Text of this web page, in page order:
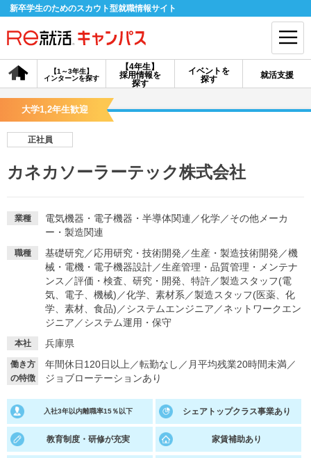
新卒学生のためのスカウト型就職情報サイト
【4年生】
採用情報を
探す
【1～3年生】
インターンを探す
イベントを
探す
就活支援
会員登録 ログイン
探す
イベントを探す スカウト お知らせ
就活ノウハウ・サポート
あなたに合う仕事を診断！ 動画で対策講座をチェック
就活ニュースペーパー よくある質問
大学1,2年生歓迎
正社員
カネカソーラーテック株式会社
業種 電気機器・電子機器・半導体関連 ／化学／その他メーカ
ー・製造関連
職種 基礎研究／応用研究・技術開発 ／生産・製造技術開発 ／機
械・電機・電子機器設計／生産管理・品質管理・メンテナ
ンス ／評価・検査、研究・開発、特許／製造スタッフ(電
気、電子、機械) ／化学、素材系 ／製造スタッフ(医薬、化
学、素材、食品) ／システムエンジニア ／ネットワークエン
ジニア ／システム運用・保守
本社 兵庫県
働き方
の特徴
年間休日120日以上 ／転勤なし ／ 月平均残業20時間未満／
ジョブローテーションあり
入社3年以内離職率15％以下 シェアトップクラス事業あり
教育制度・研修が充実 家賃補助あり